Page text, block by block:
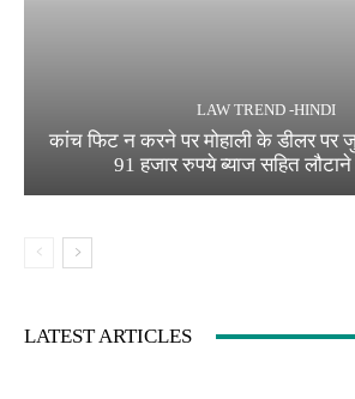
LAW TREND -HINDI
कांच फिट न करने पर मोहाली के डीलर पर
91 हजार रुपये ब्याज सहित
LATEST ARTICLES